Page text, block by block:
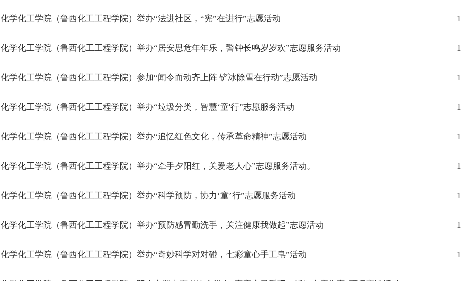
化学化工学院（鲁西化工工程学院）举办“法进社区，“宪”在进行”志愿活动
化学化工学院（鲁西化工工程学院）举办“居安思危年年乐，警钟长鸣岁岁欢”志愿服务活动
化学化工学院（鲁西化工工程学院）参加“闻令而动齐上阵 铲冰除雪在行动”志愿活动
化学化工学院（鲁西化工工程学院）举办“垃圾分类，智慧‘童'行”志愿服务活动
化学化工学院（鲁西化工工程学院）举办“追忆红色文化，传承革命精神”志愿活动
化学化工学院（鲁西化工工程学院）举办“牵手夕阳红，关爱老人心”志愿服务活动。
化学化工学院（鲁西化工工程学院）举办“科学预防，协力‘童’行”志愿服务活动
化学化工学院（鲁西化工工程学院）举办“预防感冒勤洗手，关注健康我做起”志愿活动
化学化工学院（鲁西化工工程学院）举办“奇妙科学对对碰，七彩童心手工皂”活动